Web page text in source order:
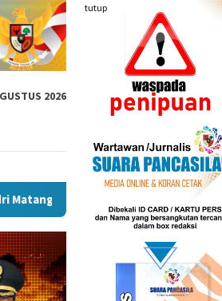
tutup
2026
Putih, Siapkan Event Besar